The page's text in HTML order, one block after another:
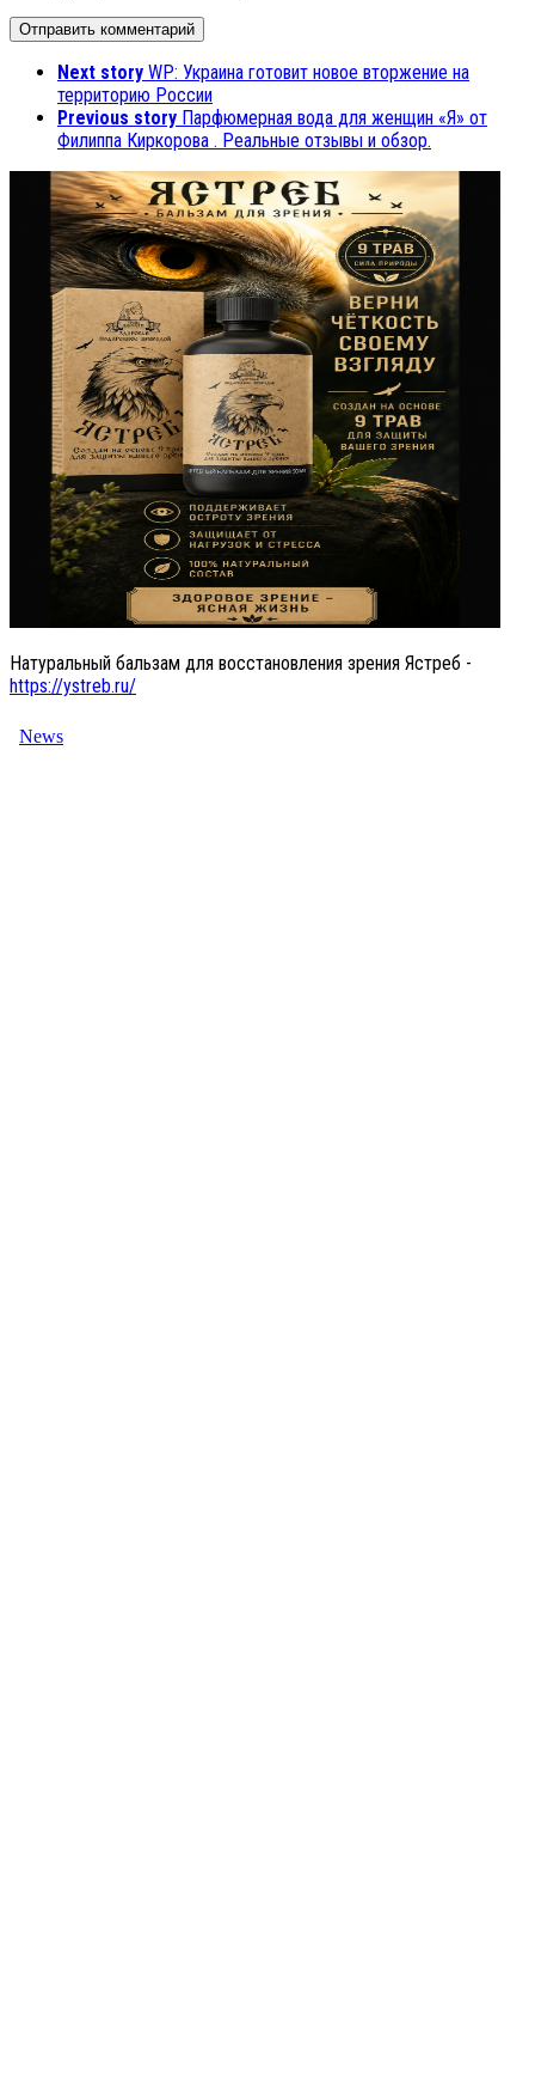
Next story WP: Украина готовит новое вторжение на
территорию России
Previous story Парфюмерная вода для женщин «Я» от
Филиппа Киркорова . Реальные отзывы и обзор.
Натуральный бальзам для восстановления зрения Ястреб -
https://ystreb.ru/